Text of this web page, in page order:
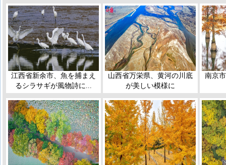
江西省新余市、魚を捕まえ
るシラサギが風物詩に...
山西省万栄県、黄河の川底
が美しい模様に
南京